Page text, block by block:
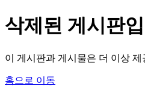
삭제된 게시판
이 게시판과 게시물은 더 이상
홈으로 이동